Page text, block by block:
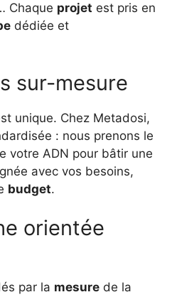
Chaque projet est pris en
dédiée et
sur-mesure
unique. Chez Metadosi,
: nous prenons le
votre ADN pour bâtir une
avec vos besoins,
budget.
orientée
par la mesure de la